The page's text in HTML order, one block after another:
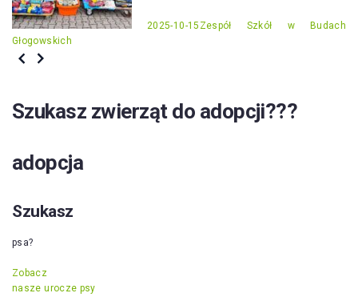
2025-10-15 Zespół Szkół w Budach
Głogowskich
Szukasz zwierząt do adopcji???
adopcja
Szukasz
psa?
Zobacz
nasze urocze psy